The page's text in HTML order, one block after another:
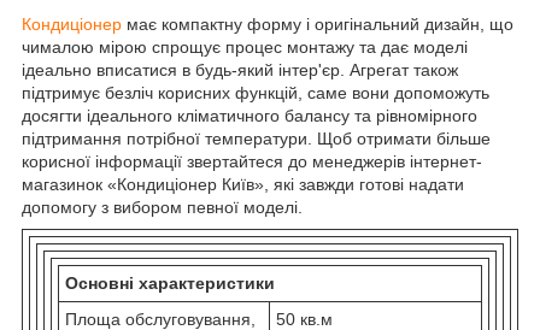
Кондиціонер має компактну форму і оригінальний дизайн, що
чималою мірою спрощує процес монтажу та дає моделі
ідеально вписатися в будь-який інтер'єр. Агрегат також
підтримує безліч корисних функцій, саме вони допоможуть
досягти ідеального кліматичного балансу та рівномірного
підтримання потрібної температури. Щоб отримати більше
корисної інформації звертайтеся до менеджерів інтернет-
магазинок «Кондиціонер Київ», які завжди готові надати
допомогу з вибором певної моделі.
Основні характеристики
Площа обслуговування,
50 кв.м